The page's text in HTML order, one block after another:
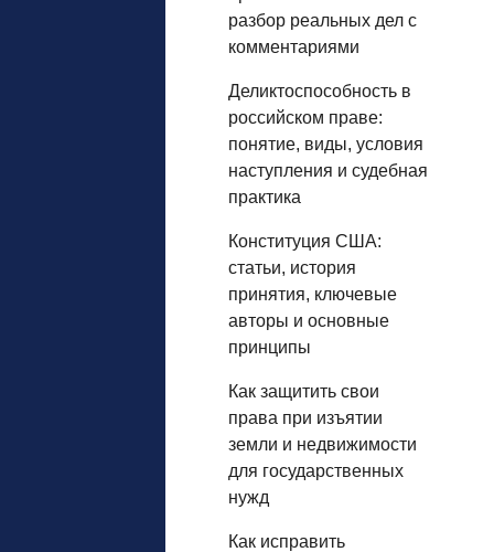
разбор реальных дел с
комментариями
Деликтоспособность в
российском праве:
понятие, виды, условия
наступления и судебная
практика
Конституция США:
статьи, история
принятия, ключевые
авторы и основные
принципы
Как защитить свои
права при изъятии
земли и недвижимости
для государственных
нужд
Как исправить